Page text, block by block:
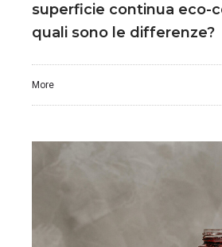
superficie continua eco-
quali sono le differenze?
More